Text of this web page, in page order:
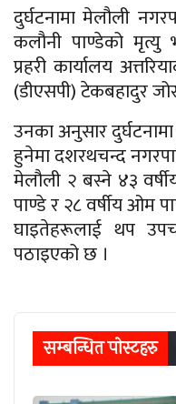
दुर्घटनामा मेलौली
कलौनी पाण्डेको मृत्यु
प्रहरी कार्यालय
(डीएसपी) टेकबहादुर
उनका अनुसार
हुनेमा दशरथचन्द
मेलौली २ बस्ने ४३
पाण्डे र २८ वर्षीय ओम
घाइतेहरूलाई थप
पठाइएको छ ।
सम्बन्धित पाेस्टहरु